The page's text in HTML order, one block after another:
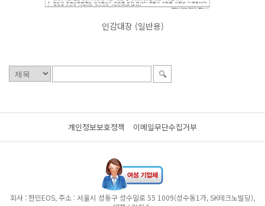
인감대장 (일반용)
개인정보보호정책 이메일무단수집거부
회사 : 한민EOS, 주소 : 서울시 성동구 성수일로 55 1009(성수동1가, SK테크노빌딩),